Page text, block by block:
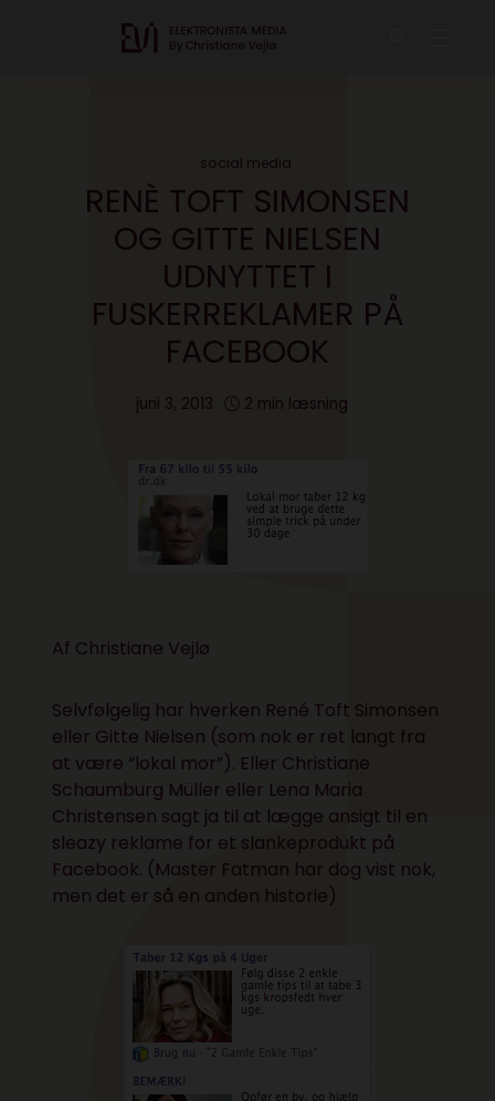
social media
RENÈ TOFT SIMONSEN
OG GITTE NIELSEN
UDNYTTET I
FUSKERREKLAMER PÅ
FACEBOOK
juni 3, 2013 2 min læsning
Af Christiane Vejlø
Selvfølgelig har hverken René Toft Simonsen
eller Gitte Nielsen (som nok er ret langt fra
at være “lokal mor”). Eller Christiane
Schaumburg Müller eller Lena Maria
Christensen sagt ja til at lægge ansigt til en
sleazy reklame for et slankeprodukt på
Facebook. (Master Fatman har dog vist nok,
men det er så en anden historie)